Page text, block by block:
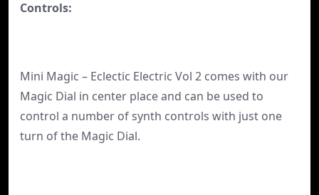
Controls:
Mini Magic – Eclectic Electric Vol 2 comes with our
Magic Dial in center place and can be used to
control a number of synth controls with just one
turn of the Magic Dial.